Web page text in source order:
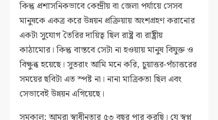
কিন্তু প্রশাসনিকভাবে কেন্দ্রীয় বা জেলা পর্যায়ে সেসব
মানুষকে একত্র করে উন্নয়ন প্রক্রিয়ায় অংশগ্রহণ করানোর
একটা সুযোগ তৈরির দায়িত্ব ছিল রাষ্ট্র বা রাষ্ট্রীয়
কাঠামোর। কিন্তু বাস্তবে সেটা না হওয়ায় মানুষ বিযুক্ত ও
বিক্ষুব্ধ হয়েছে। সুতরাং আমি মনে করি, চুয়াত্তর-পঁচাত্তরের
সময়ের ছবিটা এত স্পষ্ট না। নানা মাত্রিকতা ছিল এবং
সেভাবেই উন্নয়ন এগিয়েছে।